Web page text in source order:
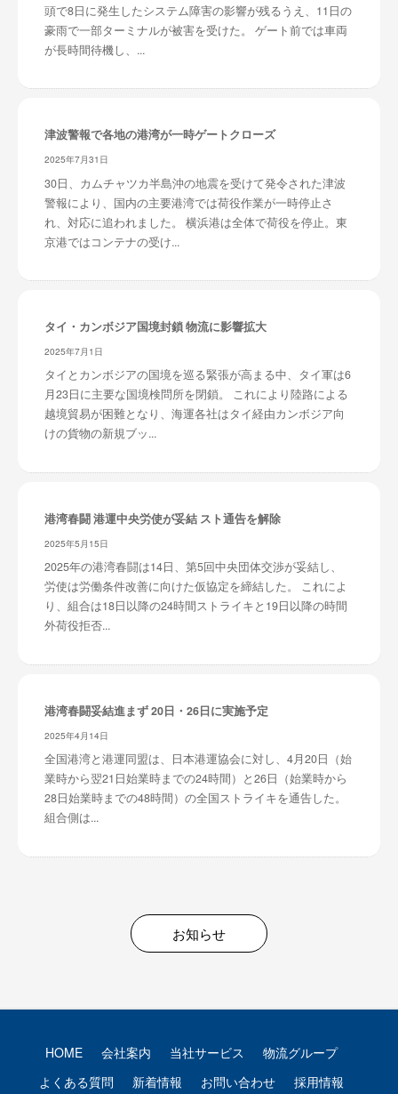
頭で8日に発生したシステム障害の影響が残るうえ、11日の
豪雨で一部ターミナルが被害を受けた。 ゲート前では車両
が長時間待機し、...
津波警報で各地の港湾が一時ゲートクローズ
2025年7月31日
30日、カムチャツカ半島沖の地震を受けて発令された津波
警報により、国内の主要港湾では荷役作業が一時停止さ
れ、対応に追われました。 横浜港は全体で荷役を停止。東
京港ではコンテナの受け...
タイ・カンボジア国境封鎖 物流に影響拡大
2025年7月1日
タイとカンボジアの国境を巡る緊張が高まる中、タイ軍は6
月23日に主要な国境検問所を閉鎖。 これにより陸路による
越境貿易が困難となり、海運各社はタイ経由カンボジア向
けの貨物の新規ブッ...
港湾春闘 港運中央労使が妥結 スト通告を解除
2025年5月15日
2025年の港湾春闘は14日、第5回中央団体交渉が妥結し、
労使は労働条件改善に向けた仮協定を締結した。 これによ
り、組合は18日以降の24時間ストライキと19日以降の時間
外荷役拒否...
港湾春闘妥結進まず 20日・26日に実施予定
2025年4月14日
全国港湾と港運同盟は、日本港運協会に対し、4月20日（始
業時から翌21日始業時までの24時間）と26日（始業時から
28日始業時までの48時間）の全国ストライキを通告した。
組合側は...
お知らせ
HOME 会社案内 当社サービス
物流グループ
よくある質問
新着情報 お問い合わせ 採用情報